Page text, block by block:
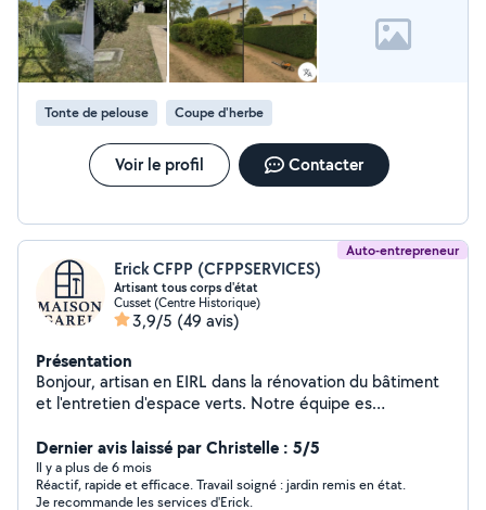
besoins ou obtenir un devis.
Tonte de pelouse Coupe d'herbe
Voir le profil Contacter
Auto-entrepreneur
Erick CFPP (CFPPSERVICES)
Artisant tous corps d'état
Cusset (Centre Historique)
3,9/5 (49 avis)
Présentation
Bonjour, artisan en EIRL dans la rénovation du bâtiment
et l'entretien d'espace verts. Notre équipe es
Décennale et RC Pro PEINTURE Application de
revêtement/placo/carrelage/papier peint CARRELAGE
Carrelage,faïence,pose de parquet et sol pvc
Dernier avis laissé par Christelle : 5/5
Il y a plus de 6 mois
Réactif, rapide et efficace. Travail soigné : jardin remis en état.
Je recommande les services d'Erick.